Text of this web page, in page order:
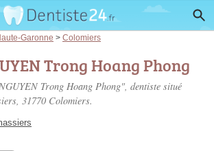
Garonne > Colomiers
Trong Hoang Phong
Trong Hoang Phong", dentiste situé
, 31770 Colomiers.